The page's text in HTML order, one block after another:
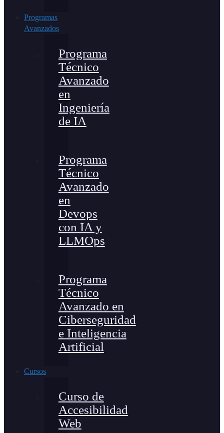
Programas
Avanzados
Programa
Técnico
Avanzado
en
Ingeniería
de IA
Programa
Técnico
Avanzado
en
Devops
con IA y
LLMOps
Programa
Técnico
Avanzado en
Ciberseguridad
e Inteligencia
Artificial
Cursos
Curso de
Accesibilidad
Web